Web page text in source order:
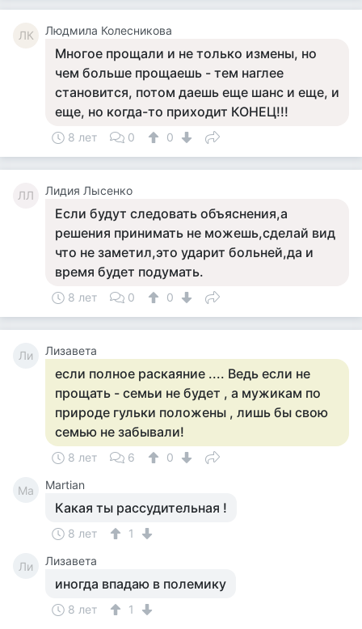
ЛК Людмила Колесникова
Многое прощали и не только измены, но
чем больше прощаешь - тем наглее
становится, потом даешь еще шанс и еще, и
еще, но когда-то приходит КОНЕЦ!!!
8 лет 0 0
ЛЛ Лидия Лысенко
Если будут следовать объяснения,а
решения принимать не можешь,сделай вид
что не заметил,это ударит больней,да и
время будет подумать.
8 лет 0 0
Ли Лизавета
если полное раскаяние .... Ведь если не
прощать - семьи не будет , а мужикам по
природе гульки положены , лишь бы свою
семью не забывали!
8 лет 6 0
Ma Martian
Какая ты рассудительная !
8 лет 1
Ли Лизавета
иногда впадаю в полемику
8 лет 1